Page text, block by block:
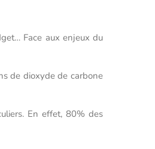
Face aux enjeux du
de dioxyde de carbone
En effet, 80% des